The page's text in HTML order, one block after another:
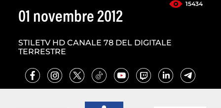
15434
01 novembre 2012
STILETV HD CANALE 78 DEL DIGITALE
TERRESTRE